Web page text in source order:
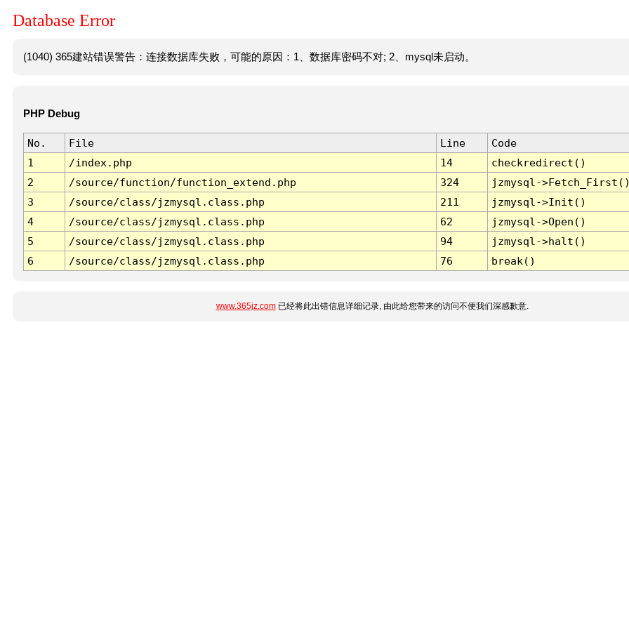
Database Error
(1040) 365建站错误警告：连接数据库失败，可能的原因：1、数据库密码不对; 2、mysql未启动。
PHP Debug
No. File Line
Code
1
/index.php 14
checkredirect()
2
/source/function/function_extend.php 324
jzmysql-
3
/source/class/jzmysql.class.php 211
jzmysql->Init()
4
/source/class/jzmysql.class.php 62
jzmysql->Open()
5
/source/class/jzmysql.class.php 94
jzmysql->halt()
6
/source/class/jzmysql.class.php 76 break()
www.365jz.com已经将此出错信息详细记录, 由此给您带来的访问不便我们深感歉意.